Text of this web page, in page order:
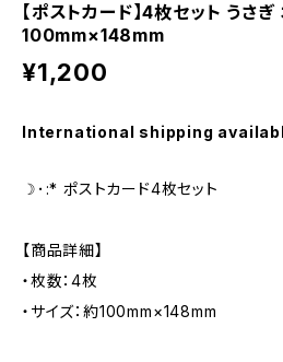
【ポストカード】4枚セット うさ
100mm×148mm
¥1,200
International shipping
☽･:* ポストカード4枚セット
【商品詳細】
・枚数：4枚
・サイズ：約100mm×148mm